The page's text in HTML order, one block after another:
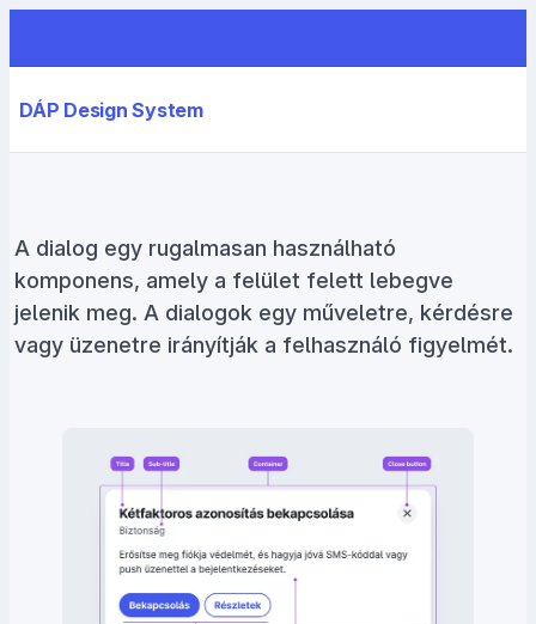
DÁP Design System
A dialog egy rugalmasan használható
komponens, amely a felület felett lebegve
jelenik meg. A dialogok egy műveletre, kérdésre
vagy üzenetre irányítják a felhasználó figyelmét.